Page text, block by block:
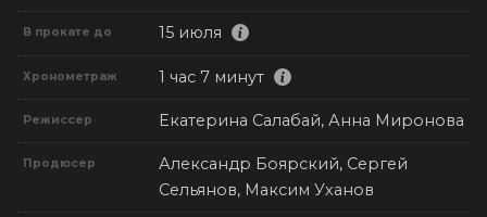
В прокате до 15 июля
Хронометраж 1 час 7 минут
Режиссер Екатерина Салабай, Анна Миронова
Продюсер
Александр Боярский, Сергей
Сельянов, Максим Уханов